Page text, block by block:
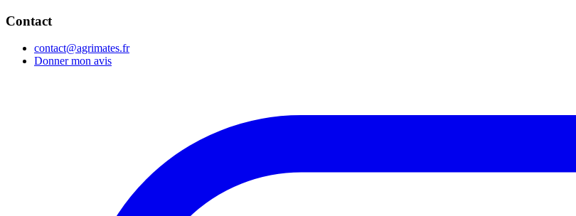
Contact
contact@agrimates.fr
Donner mon avis